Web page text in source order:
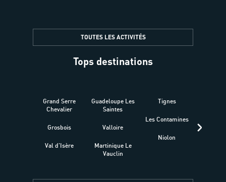
TOUTES LES ACTIVITÉS
Tops destinations
Grand Serre
Chevalier
Grosbois
Val d'Isère
Guadeloupe Les
Saintes
Valloire
Martinique Le
Vauclin
Tignes
Les Contamines
Niolon